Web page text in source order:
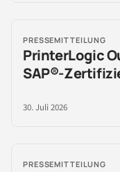
PRESSEMITTEILUNG
PrinterLogic
SAP®-
30. Juli 2026
PRESSEMITTEILUNG